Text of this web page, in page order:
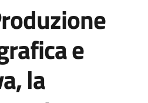
e
la